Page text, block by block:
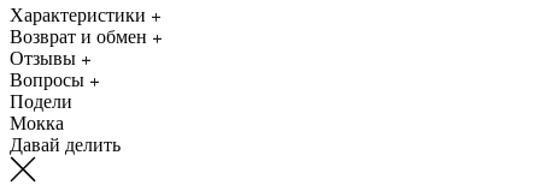
Характеристики
Возврат и обмен
Отзывы
Вопросы
Подели
Мокка
Давай делить